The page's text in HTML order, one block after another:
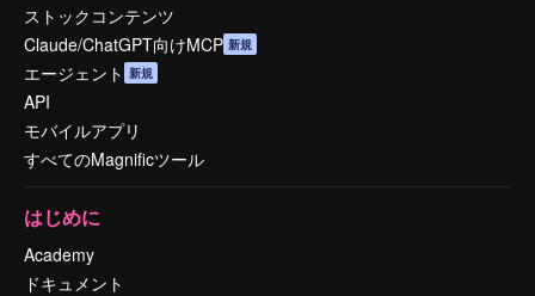
ストックコンテンツ
Claude/ChatGPT向けMCP 新規
エージェント 新規
API
モバイルアプリ
すべてのMagnificツール
はじめに
Academy
ドキュメント